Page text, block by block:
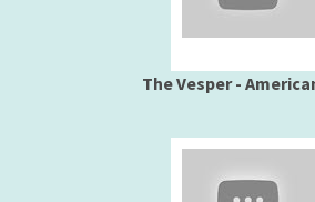
The Vesper -